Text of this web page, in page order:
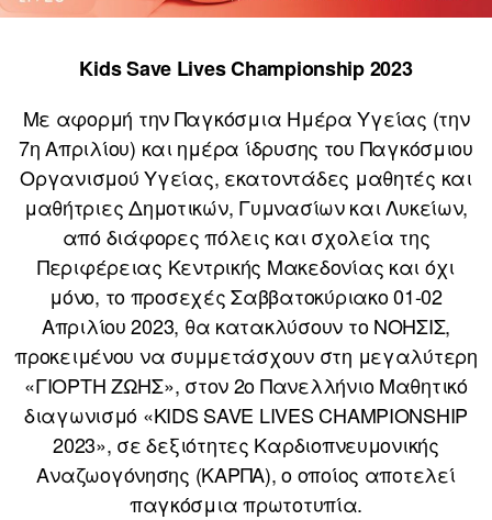
Kids Save Lives Championship 2023
Με αφορμή την Παγκόσμια Ημέρα Υγείας (την
7η Απριλίου) και ημέρα ίδρυσης του Παγκόσμιου
Οργανισμού Υγείας, εκατοντάδες μαθητές και
μαθήτριες Δημοτικών, Γυμνασίων και Λυκείων,
από διάφορες πόλεις και σχολεία της
Περιφέρειας Κεντρικής Μακεδονίας και όχι
μόνο, το προσεχές Σαββατοκύριακο 01-02
Απριλίου 2023, θα κατακλύσουν το ΝΟΗΣΙΣ,
προκειμένου να συμμετάσχουν στη μεγαλύτερη
«ΓΙΟΡΤΗ ΖΩΗΣ», στον 2ο Πανελλήνιο Μαθητικό
διαγωνισμό «KIDS SAVE LIVES CHAMPIONSHIP
2023», σε δεξιότητες Καρδιοπνευμονικής
Αναζωογόνησης (ΚΑΡΠΑ), ο οποίος αποτελεί
παγκόσμια πρωτοτυπία.